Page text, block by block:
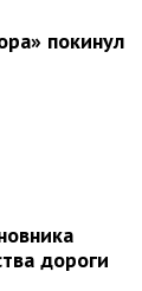
покинул
дороги